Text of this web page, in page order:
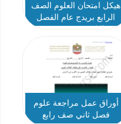
هيكل امتحان العلوم الصف
الرابع بريدج عام الفصل
أوراق عمل مراجعة علوم
فصل ثاني صف رابع